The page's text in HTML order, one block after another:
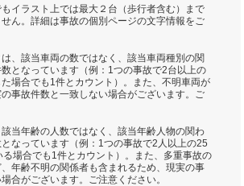
もイラスト上では最大２台（歩行者含む）まで
ん。詳細は事故の個別ページの文字情報をご
は、該当車両の数ではなく、該当車両種別の関
となっています（例：1つの事故で2台以上の
場合でも1件とカウント）。また、不明車両が
事故件数と一致しない場合がございます。ご
該当年齢の人数ではなく、該当年齢人物の関わ
なっています（例：1つの事故で2人以上の25
る場合でも1件とカウント）。また、多重事故の
年齢不明の関係者も含まれるため、現実の事
合がございます。ご注意ください。